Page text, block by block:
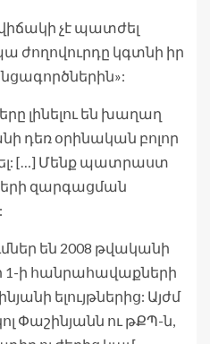
չէ պատժել
ժողովուրդը կգտնի իր
լինելու են խաղաղ
դեռ օրինական բոլոր
[…] Մենք պատրաստ
զարգացման
են 2008 թվականի
ի հանրահավաքների
ելույթներից: Այժմ
Փաշինյանն ու թՔՊ-ն,